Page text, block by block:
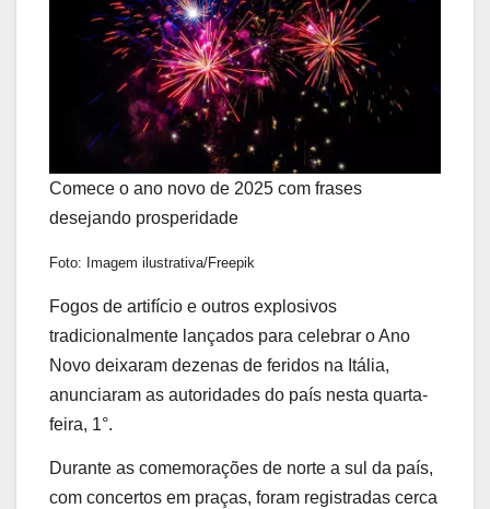
Comece o ano novo de 2025 com frases
desejando prosperidade
Foto: Imagem ilustrativa/Freepik
Fogos de artifício e outros explosivos
tradicionalmente lançados para celebrar o Ano
Novo deixaram dezenas de feridos na Itália,
anunciaram as autoridades do país nesta quarta-
feira, 1°.
Durante as comemorações de norte a sul da país,
com concertos em praças, foram registradas cerca